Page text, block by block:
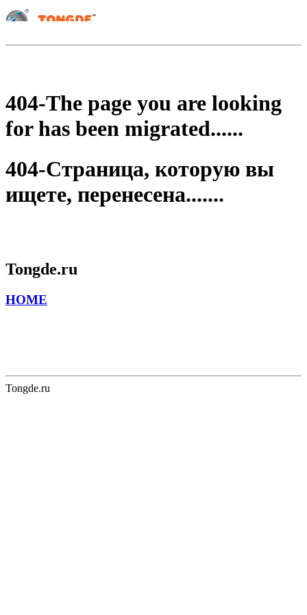
404-The page you are looking
for has been migrated......
404-Страница, которую вы
ищете, перенесена.......
Tongde.ru
HOME
Tongde.ru